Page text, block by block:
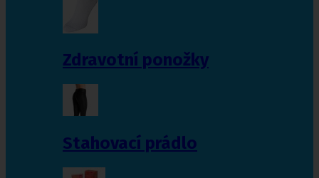
Zdravotní ponožky
Stahovací prádlo